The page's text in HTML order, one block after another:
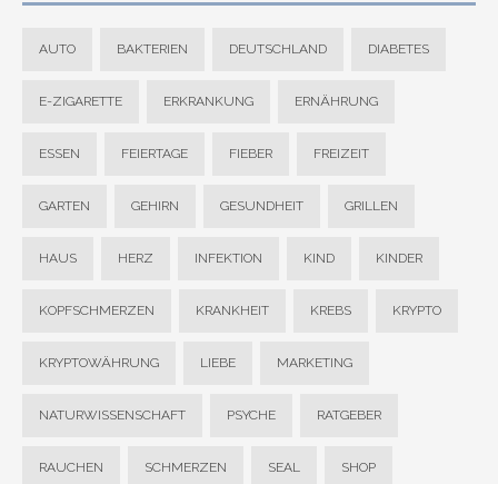
AUTO BAKTERIEN DEUTSCHLAND DIABETES
E-ZIGARETTE ERKRANKUNG ERNÄHRUNG
ESSEN FEIERTAGE FIEBER FREIZEIT
GARTEN GEHIRN GESUNDHEIT GRILLEN
HAUS HERZ INFEKTION KIND KINDER
KOPFSCHMERZEN KRANKHEIT KREBS KRYPTO
KRYPTOWÄHRUNG LIEBE MARKETING
NATURWISSENSCHAFT PSYCHE RATGEBER
RAUCHEN SCHMERZEN SEAL SHOP